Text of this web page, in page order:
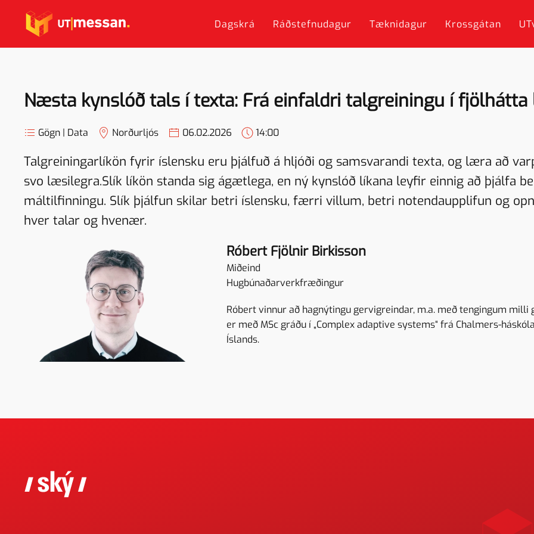
Skip to main content Dagskrá Ráðstefnudagur Tæknidagur Krossgátan
Næsta kynslóð tals í texta: Frá einfaldri talgreiningu í fjölhátta
Gögn | Data Norðurljós 06.02.2026 14:00
Talgreiningarlíkön fyrir íslensku eru þjálfuð á hljóði og samsvarandi texta, og læra að
svo læsilegra.Slík líkön standa sig ágætlega, en ný kynslóð líkana leyfir einnig að þjálfa
máltilfinningu. Slík þjálfun skilar betri íslensku, færri villum, betri notendaupplifun og
hver talar og hvenær.
Róbert Fjölnir Birkisson
Miðeind
Hugbúnaðarverkfræðingur
Róbert vinnur að hagnýtingu gervigreindar, m.a. með tengingum
er með MSc gráðu í „Complex adaptive systems“ frá Chalmers-
Íslands.